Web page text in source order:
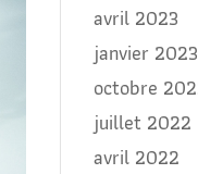
avril 2023
janvier 2023
octobre
juillet 2022
avril 2022